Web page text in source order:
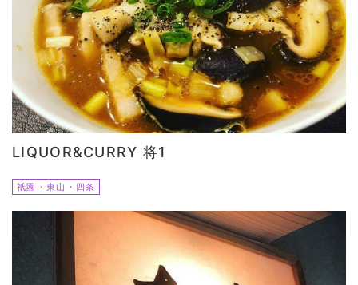
LIQUOR&CURRY 将1
祇園・東山・四条